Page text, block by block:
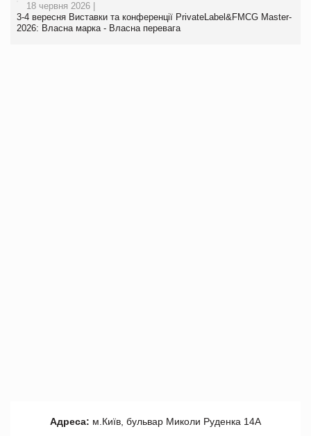
18 червня 2026 |
3-4 вересня Виставки та конференції PrivateLabel&FMCG Master-
2026: Власна марка - Власна перевага
Адреса: м.Київ, бульвар Миколи Руденка 14А